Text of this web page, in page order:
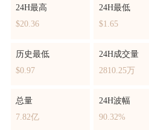
24H最高
$20.36
24H最低
$1.65
历史最低
$0.97
24H成交量
2810.25万
总量
7.82亿
24H波幅
90.32%